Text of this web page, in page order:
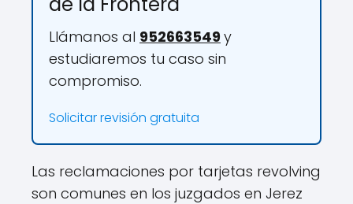
Llámanos al 952663549y
estudiaremos tu caso sin
compromiso.
Solicitar revisión gratuita
Las reclamaciones por tarjetas revolving
son comunes en los juzgados en Jerez